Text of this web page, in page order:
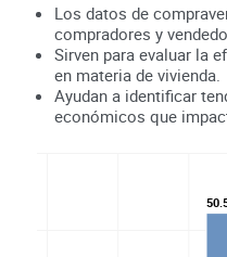
Los datos de
compradores y
Sirven para evaluar la
en materia de vivienda.
Ayudan a identificar
económicos que